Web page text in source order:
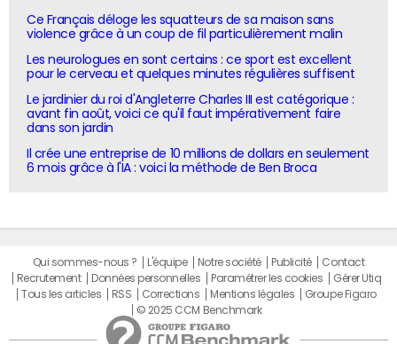
Ce Français déloge les squatteurs de sa maison sans
violence grâce à un coup de fil particulièrement malin
Les neurologues en sont certains : ce sport est excellent
pour le cerveau et quelques minutes régulières suffisent
Le jardinier du roi d'Angleterre Charles III est catégorique :
avant fin août, voici ce qu'il faut impérativement faire
dans son jardin
Il crée une entreprise de 10 millions de dollars en seulement
6 mois grâce à l'IA : voici la méthode de Ben Broca
Qui sommes-nous ? L'équipe Notre société Publicité
Contact
Recrutement
Données personnelles Paramétrer les cookies
Gérer Utiq
Tous les articles
RSS Corrections Mentions légales
Groupe Figaro
© 2025 CCM Benchmark